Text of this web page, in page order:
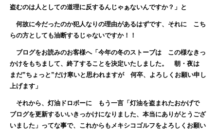
盗むのは人としての道理に反するんじゃぁないんですか？」と
何故に今だったのか犯人なりの理由があるはずです、それに こち
らの方としても油断するじゃないですか！！
ブログをお読みのお客様へ「今年の冬のストーブは この様なきっ
かけをもちまして、終了することを決定いたしました。 朝・夜は
まだ”ちょっと”だけ寒いと思われますが 何卒、よろしくお願い申し
上げます」
それから、灯油ドロボーに もう一言「灯油を盗まれたおかげで
ブログを更新するいいきっかけになりました、本当にありがとうござ
いました」ってな事で、これからもメキシコゴルフをよろしくお願い